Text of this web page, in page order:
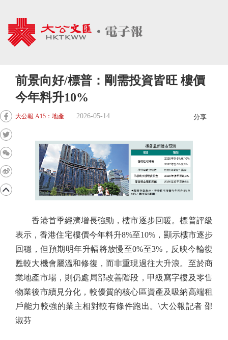
前景向好/標普：剛需投資皆旺 樓價
今年料升10%
大公報 A15：地產 2026-05-14 分享
香港首季經濟增長強勁，樓市逐步回暖。標普評級
表示，香港住宅樓價今年料升8%至10%，顯示樓市逐步
回穩，但預期明年升幅將放慢至0%至3%，反映今輪復
甦較大機會屬溫和修復，而非重現過往大升浪。至於商
業地產市場，則仍處局部改善階段，甲級寫字樓及零售
物業後市續見分化，較優質的核心區資產及吸納高端租
戶能力較強的業主相對較有條件跑出。\大公報記者 邵
淑芬